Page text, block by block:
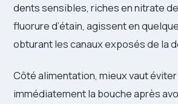
dents sensibles, riches en nitrate
fluorure d’étain, agissent en
obturant les canaux exposés de la
Côté alimentation, mieux vaut
immédiatement la bouche après